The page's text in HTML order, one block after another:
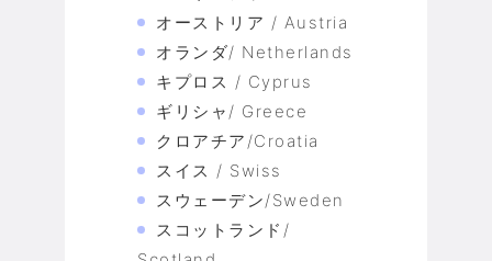
オーストリア / Austria
オランダ/ Netherlands
キプロス / Cyprus
ギリシャ/ Greece
クロアチア/Croatia
スイス / Swiss
スウェーデン/Sweden
スコットランド/